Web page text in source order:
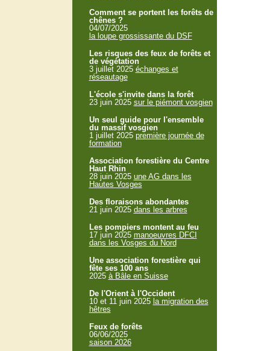
Comment se portent les forêts de
chênes ?
04/07/2025
la loupe grossissante du DSF
Les risques des feux de forêts et
de végétation
3 juillet 2025 échanges et
réseautage
L'école s'invite dans la forêt
23 juin 2025 sur le piémont vosgien
Un seul guide pour l'ensemble
du massif vosgien
1 juillet 2025 première journée de
formation
Association forestière du Centre
Haut Rhin
28 juin 2025 une AG dans les
Hautes Vosges
Des floraisons abondantes
21 juin 2025 dans les arbres
Les pompiers montent au feu
17 juin 2025 manoeuvres DFCI
dans les Vosges du Nord
Une association forestière qui
fête ses 100 ans
2025 à Bâle en Suisse
De l'Orient à l'Occident
10 et 11 juin 2025 la migration des
hêtres
Feux de forêts
06/06/2025
saison 2026